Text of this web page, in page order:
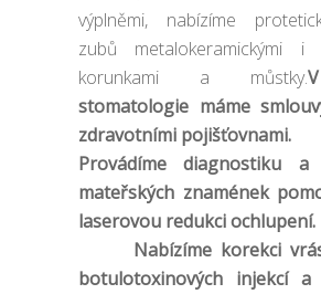
výplněmi, nabízíme
zubů metalokeramickými i
korunkami a můstky.
stomatologie máme
zdravotními pojišťovnami.
Provádíme diagnostiku a
mateřských znamének
laserovou redukci ochlupení.
Nabízíme korekci
botulotoxinových injekcí a